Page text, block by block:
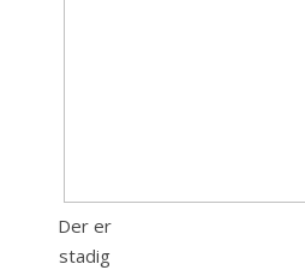
Der er
stadig